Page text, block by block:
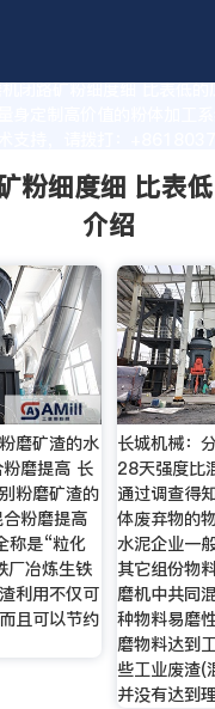
闭路矿粉细度细 比表低
身定制高价值的粉体加工系
粉细度细 比表
介绍
磨矿渣的水
磨提高 长
粉磨矿渣的
粉磨提高
称是“粒化
厂冶炼生铁
利用不仅可
且可以节约
长城机械：
28天强度比
通过调查得
体废弃物的
水泥企业一
其它组份物
磨机中共同
种物料易磨
磨物料达到
些工业废渣(
并没有达到